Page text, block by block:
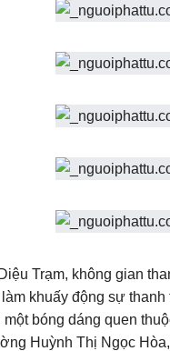
Trạm, không gian
khuấy động sự
bóng dáng quen
Huỳnh Thị Ngọc